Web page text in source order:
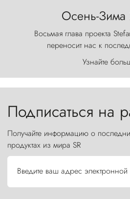
Осень-
Восьмая глава проекта
переносит нас к
первозданного мира,
первобытной яростью ваяет
Торрес-дель-Пайне, словно
Узнайте
Подписаться на
Получайте информацию о
продуктах из мира SR
Введите ваш адрес электронной